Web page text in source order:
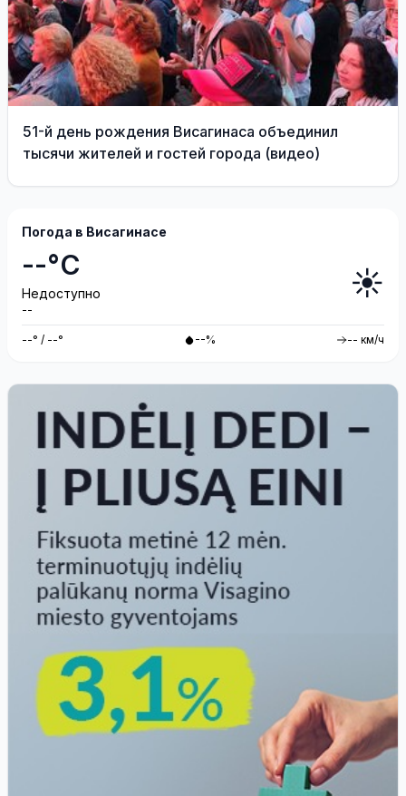
51-й день рождения Висагинаса объединил
тысячи жителей и гостей города (видео)
Погода в Висагинасе
--°C
Недоступно
--
☀️
--° / --° --% -- км/ч